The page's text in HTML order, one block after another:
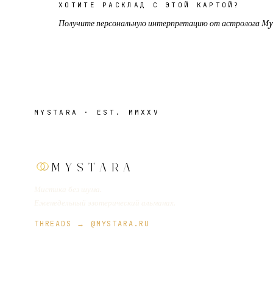
ХОТИТЕ РАСКЛАД С ЭТОЙ КАРТОЙ?
Получите персональную интерпретацию от астролога
MYSTARA · EST. MMXXV
MYSTARA
THREADS → @MYSTARA.RU